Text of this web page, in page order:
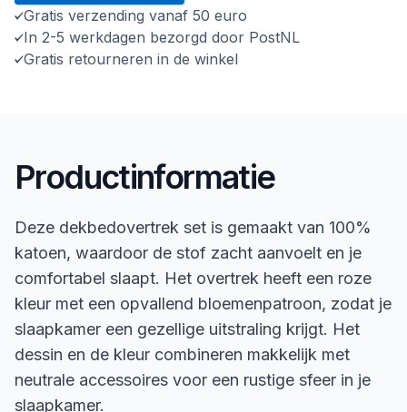
Gratis verzending vanaf 50 euro
In 2-5 werkdagen bezorgd door PostNL
Gratis retourneren in de winkel
Productinformatie
Deze dekbedovertrek set is gemaakt van 100%
katoen, waardoor de stof zacht aanvoelt en je
comfortabel slaapt. Het overtrek heeft een roze
kleur met een opvallend bloemenpatroon, zodat je
slaapkamer een gezellige uitstraling krijgt. Het
dessin en de kleur combineren makkelijk met
neutrale accessoires voor een rustige sfeer in je
slaapkamer.